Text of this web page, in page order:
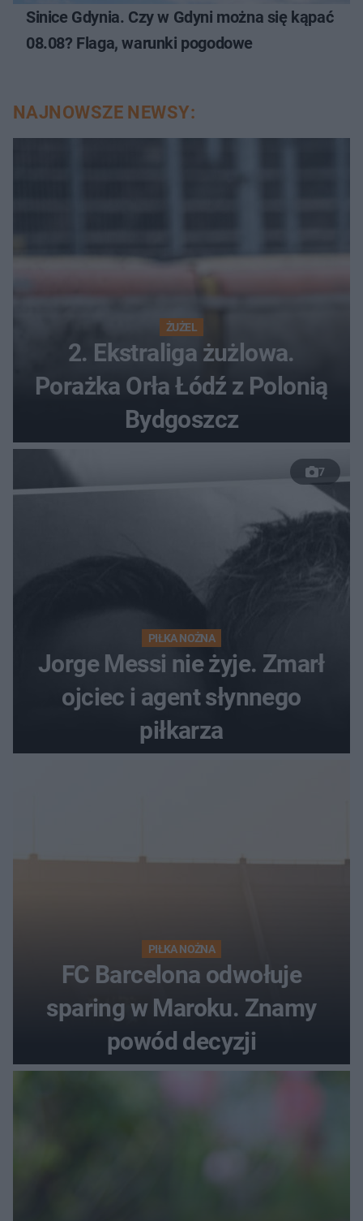
Sinice Gdynia. Czy w Gdyni można się kąpać
08.08? Flaga, warunki pogodowe
NAJNOWSZE NEWSY:
ŻUŻEL
2. Ekstraliga żużlowa.
Porażka Orła Łódź z Polonią
Bydgoszcz
7
PIŁKA NOŻNA
Jorge Messi nie żyje. Zmarł
ojciec i agent słynnego
piłkarza
PIŁKA NOŻNA
FC Barcelona odwołuje
sparing w Maroku. Znamy
powód decyzji